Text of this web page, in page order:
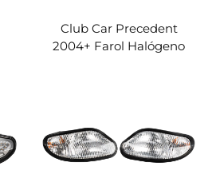
Club Car Precedent
2004+ Farol Halógeno